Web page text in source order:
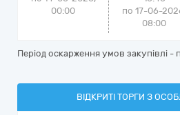
00:00
по 17-06-
08:00
Період оскарження умов закупівлі -
ВІДКРИТІ ТОРГИ З